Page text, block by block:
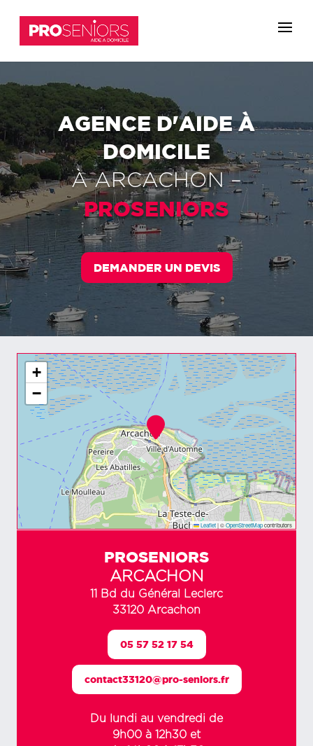
AGENCE D'AIDE À
DOMICILE
ÀARCACHON–
PROSENIORS
DEMANDER UN DEVIS
+
−
Leaflet|©OpenStreetMapcontributors
PROSENIORS
ARCACHON
11 Bd du Général Leclerc
33120 Arcachon
05 57 52 17 54
contact33120@pro-seniors.fr
Du lundi au vendredi de
9h00 à 12h30 et